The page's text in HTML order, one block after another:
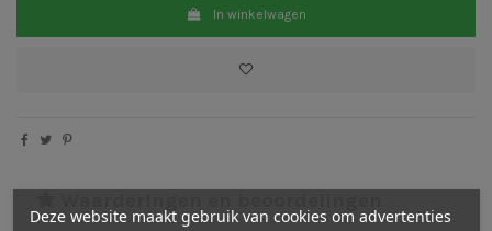
In winkelwagen
Deze website maakt gebruik van cookies om advertenties